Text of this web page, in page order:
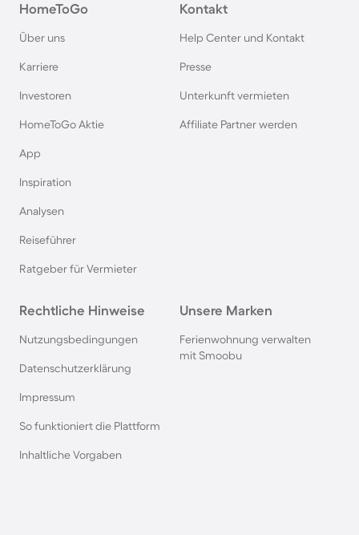
Ferienhäuser mit Pool im Allgäu
Ferienhäuser mit Pool auf Fehmarn
Ferienhäuser mit Pool in Büsum
Ferienhäuser mit Pool in Berlin
Ferienhäuser mit Pool auf Texel
Ferienhäuser mit Pool in Oberstdorf
HomeToGo
Über uns
Karriere
Investoren
HomeToGo Aktie
App
Inspiration
Analysen
Reiseführer
Ratgeber für Vermieter
Kontakt
Help Center und Kontakt
Presse
Unterkunft vermieten
Affiliate Partner werden
Rechtliche Hinweise
Nutzungsbedingungen
Datenschutzerklärung
Impressum
So funktioniert die Plattform
Inhaltliche Vorgaben
Unsere Marken
Ferienwohnung verwalten
mit Smoobu